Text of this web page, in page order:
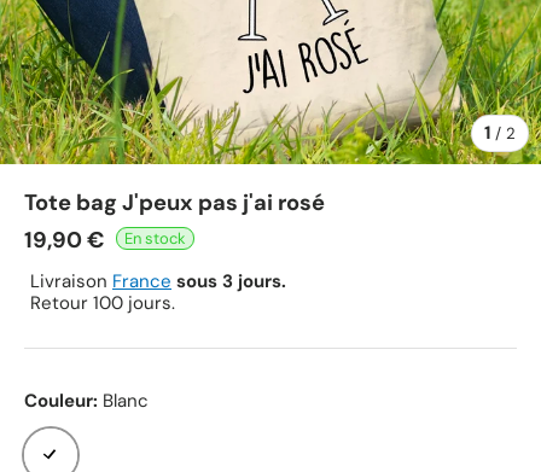
1 / de
2
Tote bag J'peux pas j'ai rosé
19,90 €
Livraison France sous 3 jours.
Retour 100 jours.
Couleur: Blanc